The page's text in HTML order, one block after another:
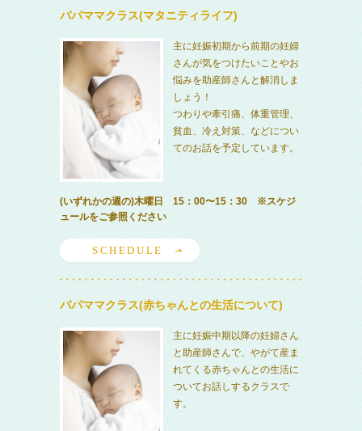
パパママクラス(マタニティライフ)
主に妊娠初期から前期の妊婦
さんが気をつけたいことやお
悩みを助産師さんと解消しま
しょう！
つわりや牽引痛、体重管理、
貧血、冷え対策、などについ
てのお話を予定しています。
(いずれかの週の)木曜日 15：00〜15：30 ※スケジ
ュールをご参照ください
SCHEDULE
パパママクラス(赤ちゃんとの生活について)
主に妊娠中期以降の妊婦さん
と助産師さんで、やがて産ま
れてくる赤ちゃんとの生活に
ついてお話しするクラスで
す。